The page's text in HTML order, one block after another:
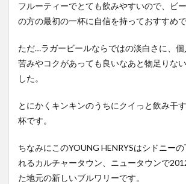
フルーティーでとても飲みやすいので、ビ
の方の最初の一杯に自信を持っておすすめで
ただ…ラガービールならではの淡白さに、
苦みやコクがあっても良いなあと物足りな
した。
とにかくキンキンのうちにクイっと飲み干
杯です。
ちなみにこのYOUNG HENRYSはシドニー
れるカルチャータウン、ニュータウンで
た地元の新しいブルワリーです。